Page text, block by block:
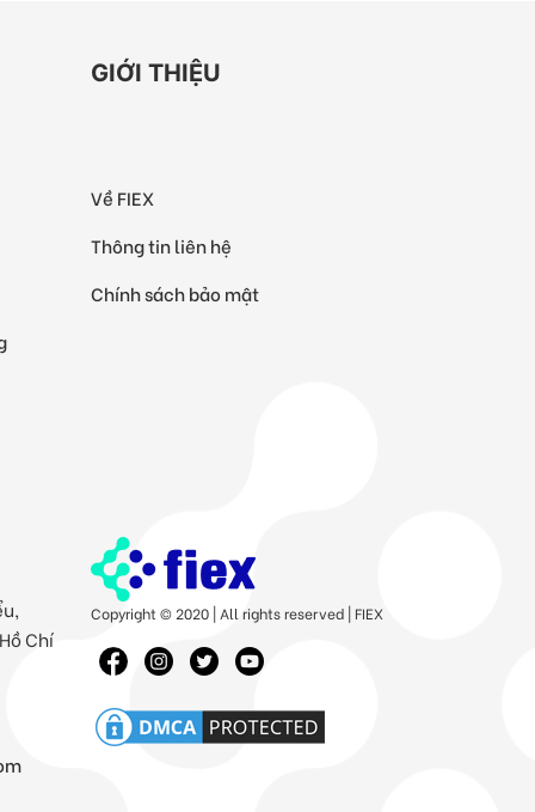
GIỚI THIỆU
Về FIEX
Thông tin liên hệ
Chính sách bảo mật
Chí
Copyright © 2020 | All rights reserved | FIEX